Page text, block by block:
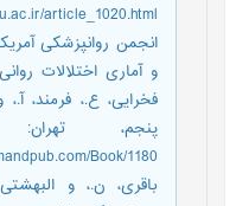
article_1020.html
پنجم، تهران:
Book/1180